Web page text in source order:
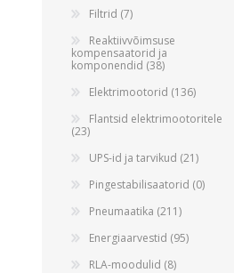
Filtrid (7)
Reaktiivvõimsuse
kompensaatorid ja
komponendid (38)
Elektrimootorid (136)
Flantsid elektrimootoritele
(23)
UPS-id ja tarvikud (21)
Pingestabilisaatorid (0)
Pneumaatika (211)
Energiaarvestid (95)
RLA-moodulid (8)